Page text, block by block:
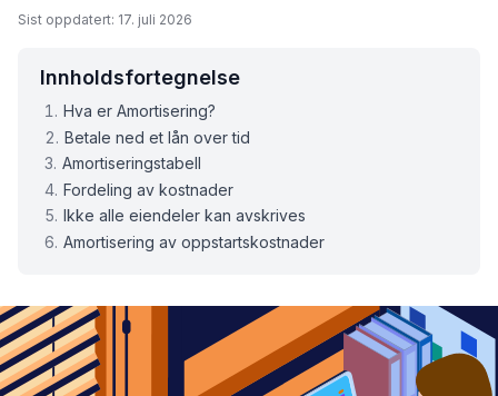
Sist oppdatert: 17. juli 2026
Innholdsfortegnelse
Hva er Amortisering?
Betale ned et lån over tid
Amortiseringstabell
Fordeling av kostnader
Ikke alle eiendeler kan avskrives
Amortisering av oppstartskostnader